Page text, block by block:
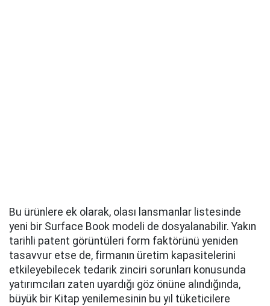
Bu ürünlere ek olarak, olası lansmanlar listesinde
yeni bir Surface Book modeli de dosyalanabilir. Yakın
tarihli patent görüntüleri form faktörünü yeniden
tasavvur etse de, firmanın üretim kapasitelerini
etkileyebilecek tedarik zinciri sorunları konusunda
yatırımcıları zaten uyardığı göz önüne alındığında,
büyük bir Kitap yenilemesinin bu yıl tüketicilere